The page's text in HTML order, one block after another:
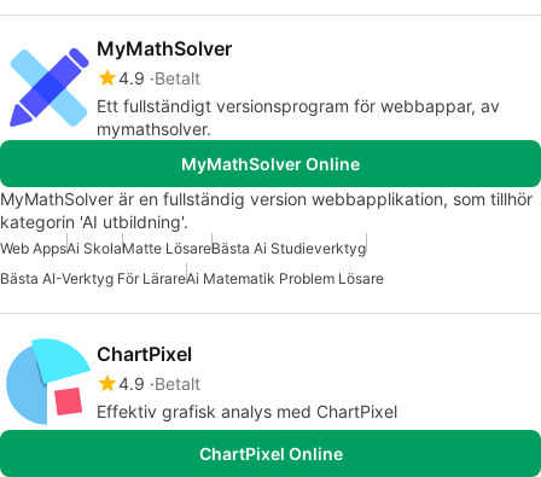
MyMathSolver
4.9 Betalt
Ett fullständigt versionsprogram för webbappar, av
mymathsolver.
MyMathSolver Online
MyMathSolver är en fullständig version webbapplikation, som tillhör
kategorin 'AI utbildning'.
Web AppsAi SkolaMatte LösareBästa Ai Studieverktyg
Bästa AI-Verktyg För LärareAi Matematik Problem Lösare
ChartPixel
4.9 Betalt
Effektiv grafisk analys med ChartPixel
ChartPixel Online